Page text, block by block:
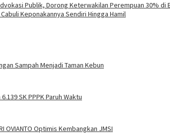
Publik, Dorong Keterwakilan Perempuan 30% di
Keponakannya Sendiri Hingga Hamil
Sampah Menjadi Taman Kebun
SK PPPK Paruh Waktu
OVIANTO Optimis Kembangkan JMSI